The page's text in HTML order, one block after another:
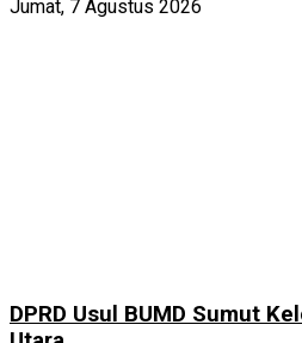
Jumat, 7 Agustus 2026
DPRD Usul BUMD Sumut